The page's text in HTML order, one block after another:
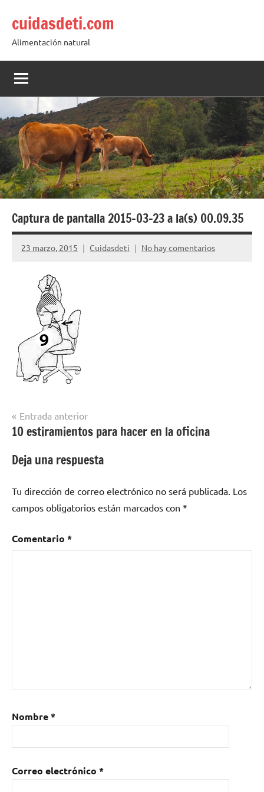
contenido
cuidasdeti.com
Alimentación natural
Captura de pantalla 2015-03-23 a la(s) 00.09.35
23 marzo, 2015 Cuidasdeti No hay comentarios
Navegación
de
entradas
Entrada anterior
10 estiramientos para hacer en la oficina
Deja una respuesta
Tu dirección de correo electrónico no será publicada. Los
campos obligatorios están marcados con *
Comentario *
Nombre*
Correo electrónico *